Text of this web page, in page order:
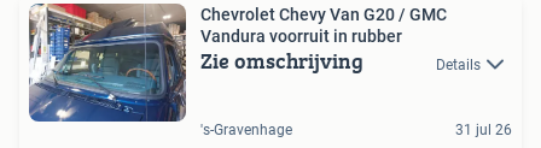
Chevrolet Chevy Van G20 / GMC
Vandura voorruit in rubber
Zie omschrijving Details
's-Gravenhage 31 jul 26